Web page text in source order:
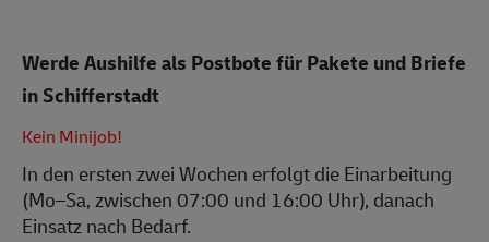
Werde Aushilfe als Postbote für Pakete und Briefe
in Schifferstadt
Kein Minijob!
In den ersten zwei Wochen erfolgt die Einarbeitung
(Mo–Sa, zwischen 07:00 und 16:00 Uhr), danach
Einsatz nach Bedarf.